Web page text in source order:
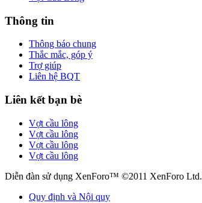
Thông tin
Thông báo chung
Thắc mắc, góp ý
Trợ giúp
Liên hệ BQT
Liên kết bạn bè
Vợt cầu lông
Vợt cầu lông
Vợt cầu lông
Vợt cầu lông
Diễn đàn sử dụng XenForo™ ©2011 XenForo Ltd.
Quy định và Nội quy